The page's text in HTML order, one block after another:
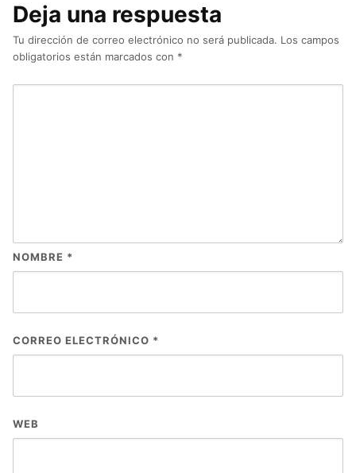
Deja una respuesta
Tu dirección de correo electrónico no será publicada. Los campos
obligatorios están marcados con *
NOMBRE *
CORREO ELECTRÓNICO *
WEB